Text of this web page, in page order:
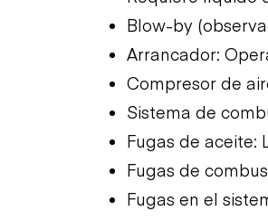
Blow-by
Arrancador:
Compresor de
Sistema de
Fugas de aceite:
Fugas de
Fugas en el